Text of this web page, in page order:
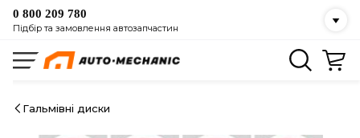
0 800 209 780
Підбір та замовлення автозапчастин
Гальмівні диски